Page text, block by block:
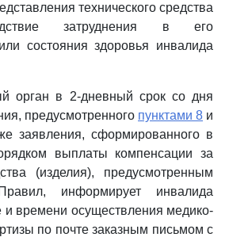
технического средства
затруднения в его
состояния здоровья инвалида
орган в 2-дневный срок со дня
предусмотренного пунктами 8 и
заявления, сформированного в
выплаты компенсации за
(изделия), предусмотренным
информирует инвалида
и времени осуществления медико-
по почте заказным письмом с